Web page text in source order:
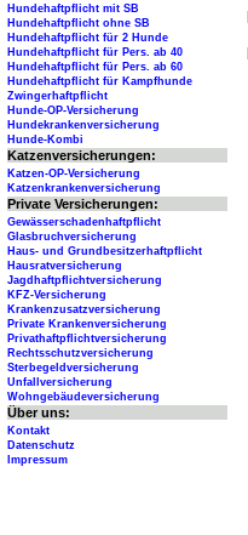
Hundehaftpflicht mit SB
Hundehaftpflicht ohne SB
Hundehaftpflicht für 2 Hunde
Hundehaftpflicht für Pers. ab 40
Hundehaftpflicht für Pers. ab 60
Hundehaftpflicht für Kampfhunde
Zwingerhaftpflicht
Hunde-OP-Versicherung
Hundekrankenversicherung
Hunde-Kombi
Katzenversicherungen:
Katzen-OP-Versicherung
Katzenkrankenversicherung
Private Versicherungen:
Gewässerschadenhaftpflicht
Glasbruchversicherung
Haus- und Grundbesitzerhaftpflicht
Hausratversicherung
Jagdhaftpflichtversicherung
KFZ-Versicherung
Krankenzusatzversicherung
Private Krankenversicherung
Privathaftpflichtversicherung
Rechtsschutzversicherung
Sterbegeldversicherung
Unfallversicherung
Wohngebäudeversicherung
Über uns:
Kontakt
Datenschutz
Impressum